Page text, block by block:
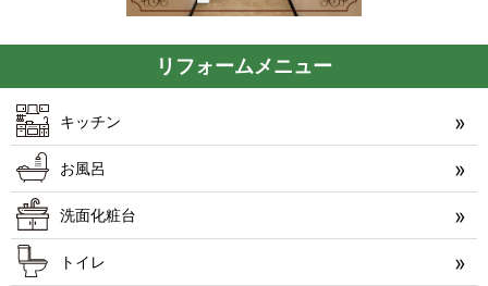
リフォームメニュー
キッチン
お風呂
洗面化粧台
トイレ